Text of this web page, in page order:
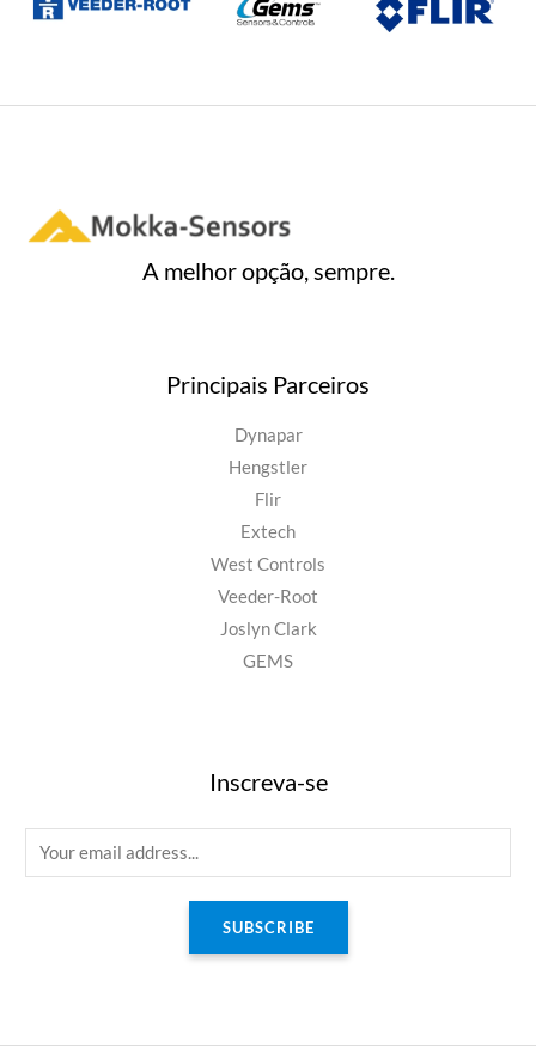
A melhor opção, sempre.
Principais Parceiros
Dynapar
Hengstler
Flir
Extech
West Controls
Veeder-Root
Joslyn Clark
GEMS
Inscreva-se
m
SUBSCRIBE